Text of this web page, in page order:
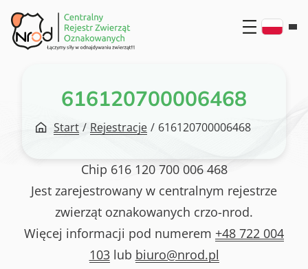
Przejdź
do
treści
616120700006468
Start / Rejestracje / 616120700006468
Chip 616 120 700 006 468
Jest zarejestrowany w centralnym rejestrze
zwierząt oznakowanych crzo-nrod.
Więcej informacji pod numerem +48 722 004
103lub biuro@nrod.pl